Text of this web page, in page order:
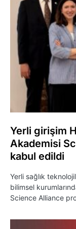
Yerli girişim
Akademisi
kabul edildi
Yerli sağlık
bilimsel
Science Alliance